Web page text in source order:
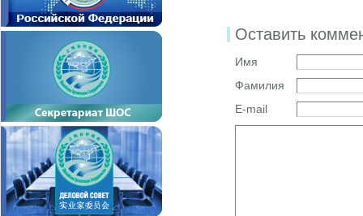
Оставить
Имя
Фамилия
E-mail